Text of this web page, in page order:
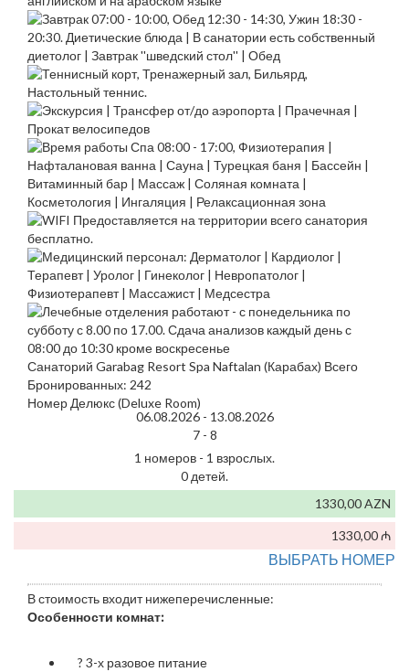
Санаторий Garabag Resort Spa Naftalan (Карабах) Всего
Бронированных: 242
Номер Делюкс (Deluxe Room)
06.08.2026 - 13.08.2026
7 - 8
1 номеров - 1 взрослых.
0 детей.
1330,00 AZN
1330,00 ₼
ВЫБРАТЬ НОМЕР
В стоимость входит нижеперечисленные:
Особенности комнат:
? 3-х разовое питание